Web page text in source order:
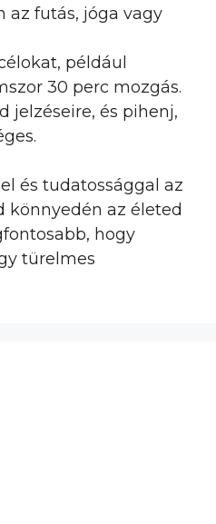
az futás, jóga vagy
például
30 perc mozgás.
jelzéseire, és pihenj,
és tudatossággal az
könnyedén az életed
hogy
türelmes